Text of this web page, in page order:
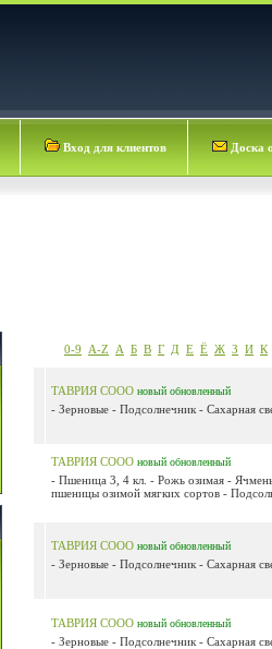
Вход для клиентов Доска
0-9 A-Z А Б В Г Д Е Ё Ж З И К
ТАВРИЯ СООО новый обновленный
- Зерновые - Подсолнечник - Сахарная
ТАВРИЯ СООО новый обновленный
- Пшеница 3, 4 кл. - Рожь озимая -
пшеницы озимой мягких сортов -
ТАВРИЯ СООО новый обновленный
- Зерновые - Подсолнечник - Сахарная
ТАВРИЯ СООО новый обновленный
- Зерновые - Подсолнечник - Сахарная